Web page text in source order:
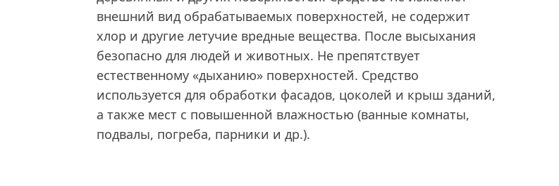
внешний вид обрабатываемых поверхностей, не содержит
хлор и другие летучие вредные вещества. После высыхания
безопасно для людей и животных. Не препятствует
естественному «дыханию» поверхностей. Средство
используется для обработки фасадов, цоколей и крыш зданий,
а также мест с повышенной влажностью (ванные комнаты,
подвалы, погреба, парники и др.).